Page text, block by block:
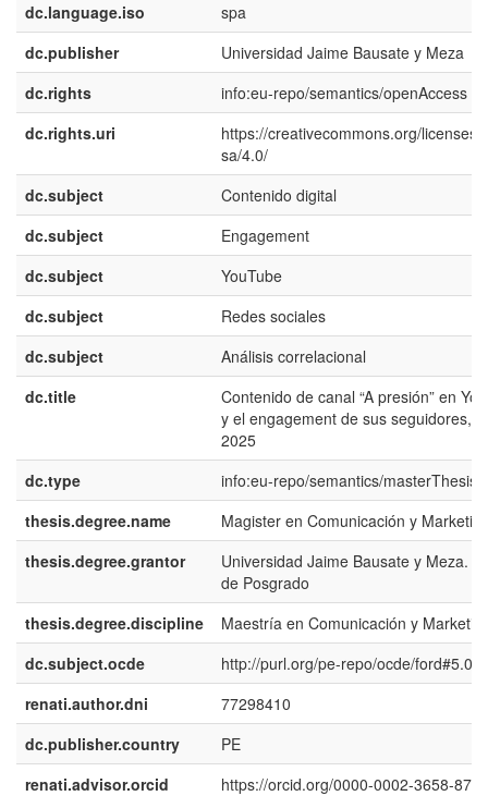
dc.language.iso
spa
dc.publisher
Universidad Jaime Bausate y Meza
dc.rights
info:eu-repo/semantics/openAccess
dc.rights.uri
https://creativecommons.org/licenses/
sa/4.0/
dc.subject
Contenido digital
dc.subject
Engagement
dc.subject
YouTube
dc.subject
Redes sociales
dc.subject
Análisis correlacional
dc.title
Contenido de canal “A presión” en
y el engagement de sus seguidores,
2025
dc.type
info:eu-repo/semantics/masterThesis
thesis.degree.name
Magister en Comunicación y
thesis.degree.grantor
Universidad Jaime Bausate y Meza.
de Posgrado
thesis.degree.discipline
Maestría en Comunicación y
dc.subject.ocde
http://purl.org/pe-repo/ocde/
renati.author.dni
77298410
dc.publisher.country
PE
renati.advisor.orcid
https://orcid.org/0000-0002-3658-8788